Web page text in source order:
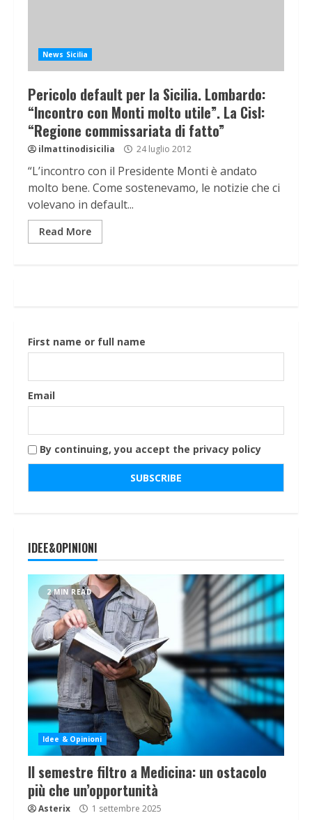
News Sicilia
Pericolo default per la Sicilia. Lombardo:
“Incontro con Monti molto utile”. La Cisl:
“Regione commissariata di fatto”
ilmattinodisicilia 24 luglio 2012
“L’incontro con il Presidente Monti è andato
molto bene. Come sostenevamo, le notizie che ci
volevano in default...
Read More
First name or full name
Email
By continuing, you accept the privacy policy
IDEE&OPINIONI
2 MIN READ
Idee & Opinioni
Il semestre filtro a Medicina: un ostacolo
più che un’opportunità
Asterix 1 settembre 2025